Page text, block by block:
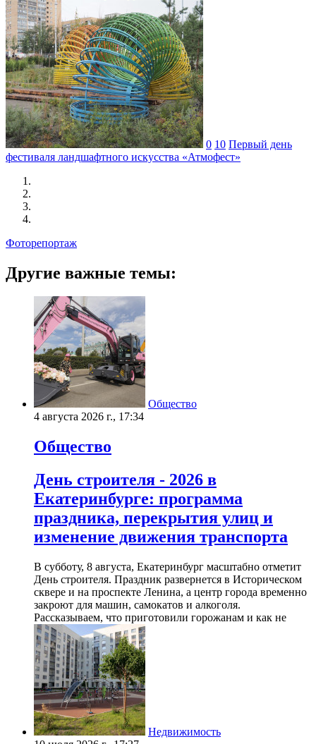
0 10 Первый день
фестиваля ландшафтного искусства «Атмофест»
Фоторепортаж
Другие важные темы:
Общество
4 августа 2026 г., 17:34
Общество
День строителя - 2026 в
Екатеринбурге: программа
праздника, перекрытия улиц и
изменение движения транспорта
В субботу, 8 августа, Екатеринбург масштабно отметит
День строителя. Праздник развернется в Историческом
сквере и на проспекте Ленина, а центр города временно
закроют для машин, самокатов и алкоголя.
Рассказываем, что приготовили горожанам и как не
Недвижимость